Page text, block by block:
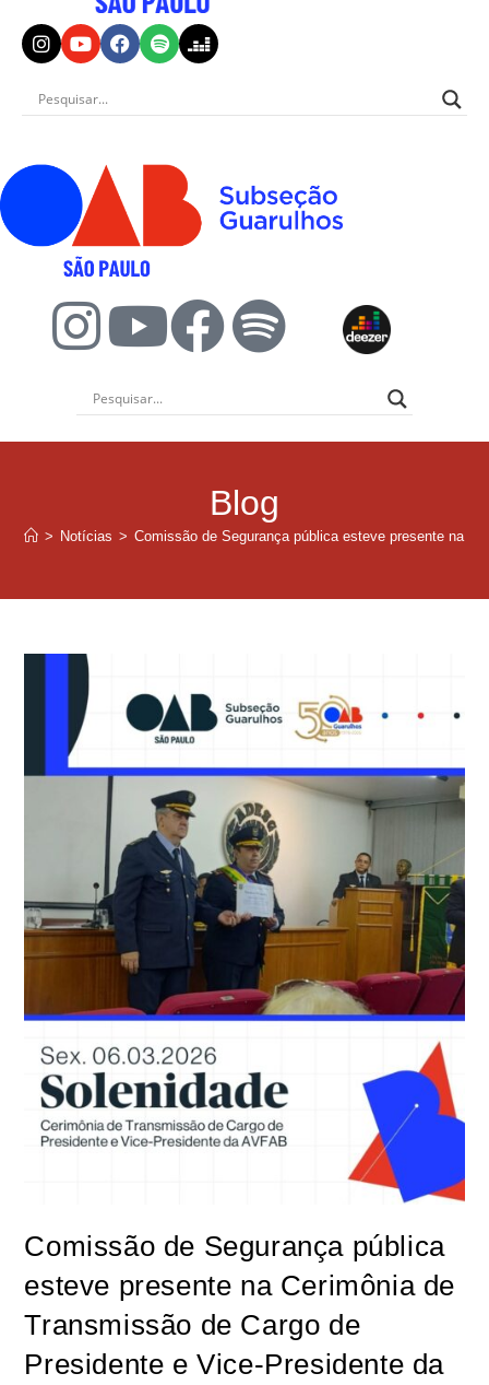
Blog
> Notícias > Comissão de Segurança pública esteve presente na
Comissão de Segurança pública
esteve presente na Cerimônia de
Transmissão de Cargo de
Presidente e Vice-Presidente da